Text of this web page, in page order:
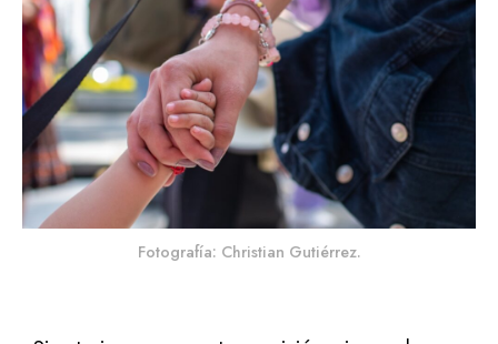
Fotografía: Christian Gutiérrez.